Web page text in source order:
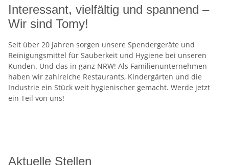
Interessant, vielfältig und spannend –
Wir sind Tomy!
Seit über 20 Jahren sorgen unsere Spendergeräte und
Reinigungsmittel für Sauberkeit und Hygiene bei unseren
Kunden. Und das in ganz NRW! Als Familienunternehmen
haben wir zahlreiche Restaurants, Kindergärten und die
Industrie ein Stück weit hygienischer gemacht. Werde jetzt
ein Teil von uns!
Aktuelle Stellen